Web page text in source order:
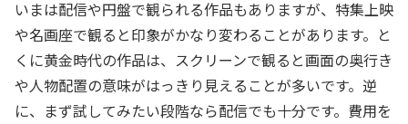
いまは配信や円盤で観られる作品もありますが、特集上映
や名画座で観ると印象がかなり変わることがあります。と
くに黄金時代の作品は、スクリーンで観ると画面の奥行き
や人物配置の意味がはっきり見えることが多いです。逆
に、まず試してみたい段階なら配信でも十分です。費用を